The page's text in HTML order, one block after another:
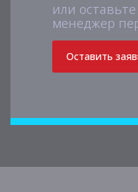
или
менеджер
Оставить